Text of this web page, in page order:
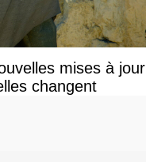
mises à jour
changent